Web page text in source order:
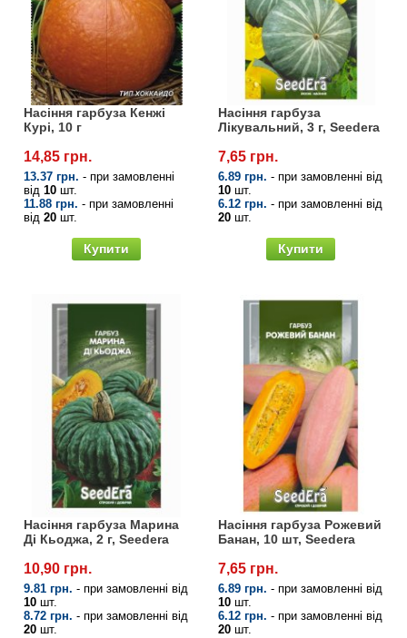
Насіння гарбуза Кенжі
Курі, 10 г
14,85 грн.
13.37 грн. - при замовленні
від 10 шт.
11.88 грн. - при замовленні
від 20 шт.
Купити
Насіння гарбуза
Лікувальний, 3 г, Seedera
7,65 грн.
6.89 грн. - при замовленні від
10 шт.
6.12 грн. - при замовленні від
20 шт.
Купити
Насіння гарбуза Марина
Ді Кьоджа, 2 г, Seedera
10,90 грн.
9.81 грн. - при замовленні від
10 шт.
8.72 грн. - при замовленні від
20 шт.
Насіння гарбуза Рожевий
Банан, 10 шт, Seedera
7,65 грн.
6.89 грн. - при замовленні від
10 шт.
6.12 грн. - при замовленні від
20 шт.
Семена щавеля
Элитные семена в банках
Купить семена - хиты продаж
Архив